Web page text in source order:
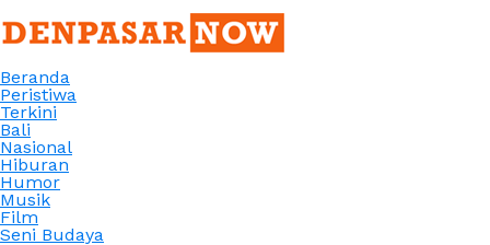
Beranda
Peristiwa
Terkini
Bali
Nasional
Hiburan
Humor
Musik
Film
Seni Budaya